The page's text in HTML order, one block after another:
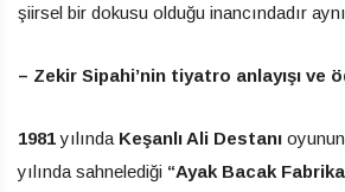
şiirsel bir dokusu olduğu inancındadır
– Zekir Sipahi’nin tiyatro anlayışı ve
1981yılında Keşanlı Ali Destanı
yılında sahnelediği “Ayak Bacak